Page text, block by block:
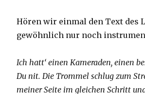
Hören wir einmal den Text des
gewöhnlich nur noch
Ich hatt‘ einen Kameraden, einen
Du nit. Die Trommel schlug zum
meiner Seite im gleichen Schritt